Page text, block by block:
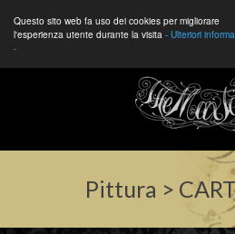
Questo sito web fa uso dei cookies per migliorare
l'esperienza utente durante la visita - Ulteriori
-
Pittura >